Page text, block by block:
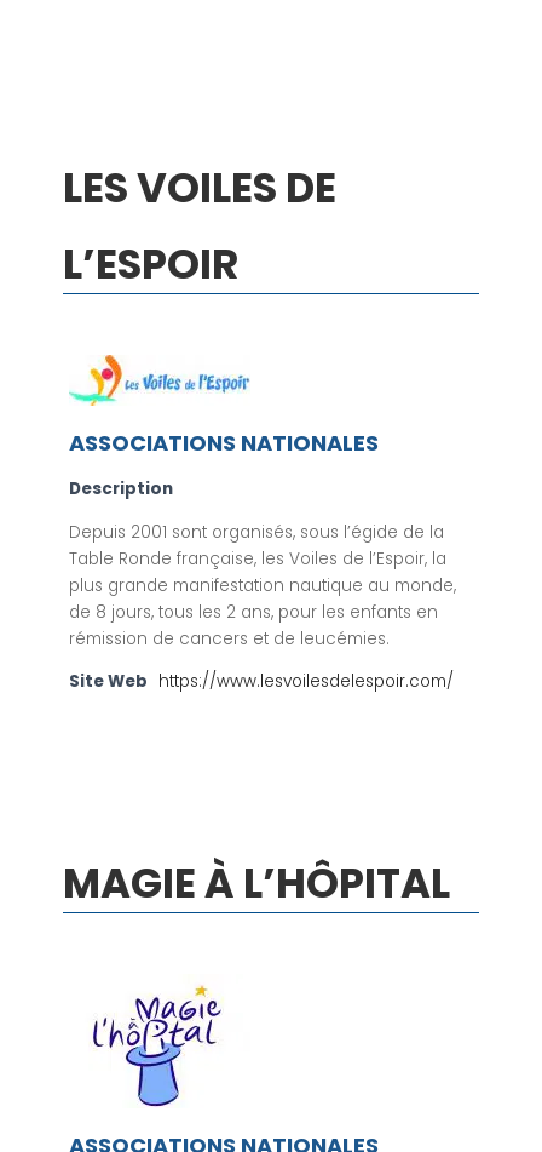
LES VOILES DE
L’ESPOIR
ASSOCIATIONS NATIONALES
Description
Depuis 2001 sont organisés, sous l’égide de la
Table Ronde française, les Voiles de l’Espoir, la
plus grande manifestation nautique au monde,
de 8 jours, tous les 2 ans, pour les enfants en
rémission de cancers et de leucémies.
Site Web https://www.lesvoilesdelespoir.com/
MAGIE À L’HÔPITAL
ASSOCIATIONS NATIONALES